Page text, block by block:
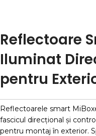
Reflectoare
Iluminat
pentru
Reflectoarele smart
fascicul direcțional și
pentru montaj în exterior.